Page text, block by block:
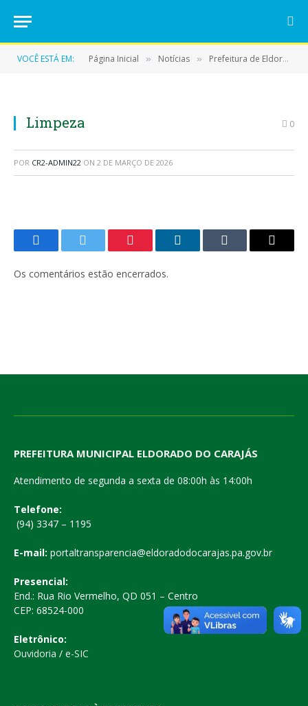
VOCÊ ESTÁ EM: Página Inicial » Notícias » Prefeitura de Eldorado do Carajás reforça ações de limpeza urbana em todo o município
Limpeza 0
POR CR2-ADMIN22 ON 2 DE MARÇO DE 2026
FacebookTwitter Pinterest LinkedInTumblr
E-
Os comentários estão encerrados.
PREFEITURA MUNICIPAL ELDORADO DO CARAJÁS
Atendimento de segunda a sexta de 08:00h às 14:00h
Telefone:
(94) 3347 – 1195
E-mail: portaltransparencia@eldoradodocarajas.pa.gov.br
Presencial:
End.: Rua Rio Vermelho, QD 051 – Centro
CEP: 68524-000
Eletrônico:
Ouvidoria / e-SIC